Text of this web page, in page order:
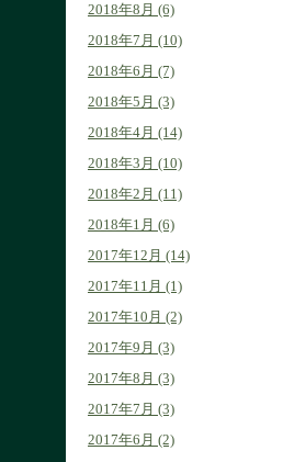
2018年8月 (6)
2018年7月 (10)
2018年6月 (7)
2018年5月 (3)
2018年4月 (14)
2018年3月 (10)
2018年2月 (11)
2018年1月 (6)
2017年12月 (14)
2017年11月 (1)
2017年10月 (2)
2017年9月 (3)
2017年8月 (3)
2017年7月 (3)
2017年6月 (2)